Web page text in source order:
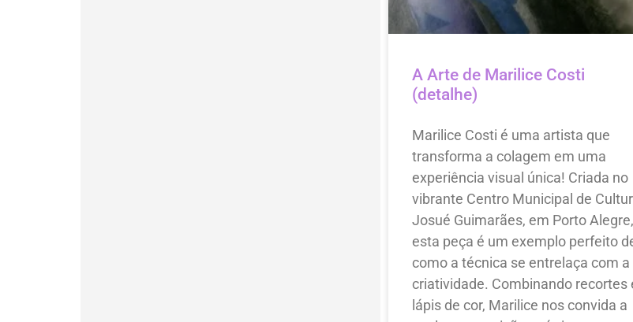
A Arte de Marilice Costi
(detalhe)
Marilice Costi é uma artista que
transforma a colagem em uma
experiência visual única! Criada no
vibrante Centro Municipal de
Josué Guimarães, em Porto Alegre,
esta peça é um exemplo perfeito
como a técnica se entrelaça com a
criatividade. Combinando recortes
lápis de cor, Marilice nos convida a